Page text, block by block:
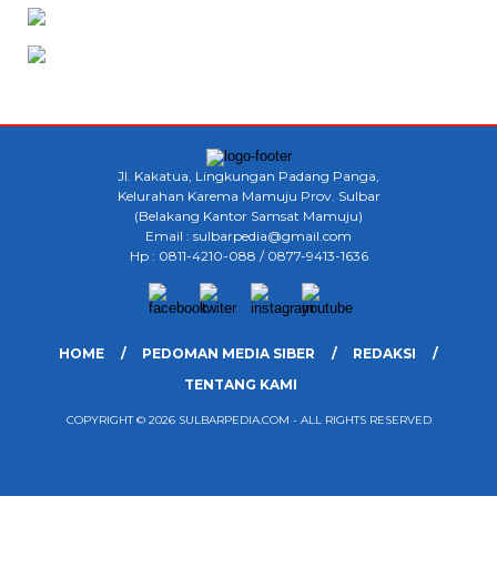
Jl. Kakatua, Lingkungan Padang Panga,
Kelurahan Karema Mamuju Prov. Sulbar
(Belakang Kantor Samsat Mamuju)
Email : sulbarpedia@gmail.com
Hp : 0811-4210-088 / 0877-9413-1636
HOME PEDOMAN MEDIA SIBER
REDAKSI
TENTANG KAMI
COPYRIGHT © 2026 SULBARPEDIA.COM - ALL RIGHTS RESERVED